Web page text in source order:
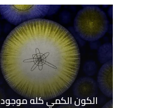
الكون الكمي كله موجود